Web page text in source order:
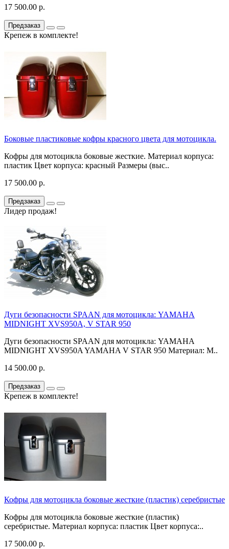
17 500.00 р.
Предзаказ
Крепеж в комплекте!
Боковые пластиковые кофры красного цвета для мотоцикла.
Кофры для мотоцикла боковые жесткие. Материал корпуса:
пластик Цвет корпуса: красный Размеры (выс..
17 500.00 р.
Предзаказ
Лидер продаж!
Дуги безопасности SPAAN для мотоцикла: YAMAHA
MIDNIGHT XVS950A, V STAR 950
Дуги безопасности SPAAN для мотоцикла: YAMAHA
MIDNIGHT XVS950A YAMAHA V STAR 950 Материал: М..
14 500.00 р.
Предзаказ
Крепеж в комплекте!
Кофры для мотоцикла боковые жесткие (пластик) серебристые
Кофры для мотоцикла боковые жесткие (пластик)
серебристые. Материал корпуса: пластик Цвет корпуса:..
17 500.00 р.